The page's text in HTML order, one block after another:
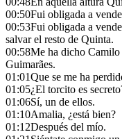
00:50Fui obligada a
00:53Fui obligada a
salvar el resto de Quinta.
00:58Me ha dicho Camilo
Guimarães.
01:01Que se me ha
01:05¿El torcito es
01:06Sí, un de ellos.
01:10Amalia, ¿está bien?
01:12Después del mío.